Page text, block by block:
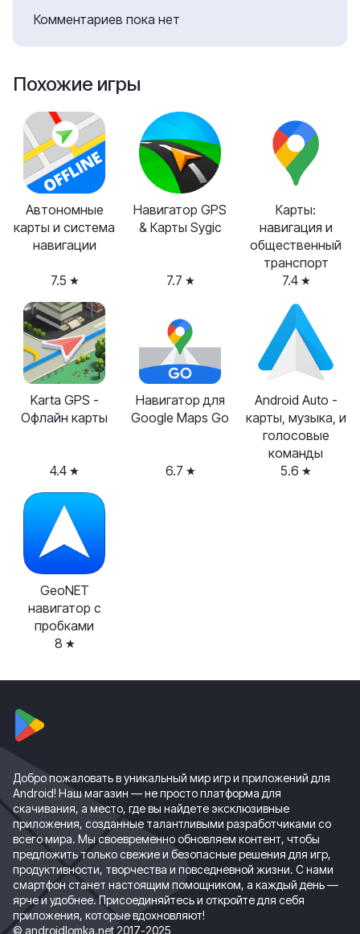
Комментариев пока нет
Похожие игры
Автономные
карты и система
навигации
7.5
Навигатор GPS
& Карты Sygic
7.7
Карты:
навигация и
общественный
транспорт
7.4
Karta GPS -
Офлайн карты
4.4
Навигатор для
Google Maps Go
6.7
Android Auto -
карты, музыка, и
голосовые
команды
5.6
GeoNET
навигатор с
пробками
8
Добро пожаловать в уникальный мир игр и приложений для
Android! Наш магазин — не просто платформа для
скачивания, а место, где вы найдете эксклюзивные
приложения, созданные талантливыми разработчиками со
всего мира. Мы своевременно обновляем контент, чтобы
предложить только свежие и безопасные решения для игр,
продуктивности, творчества и повседневной жизни. С нами
смартфон станет настоящим помощником, а каждый день —
ярче и удобнее. Присоединяйтесь и откройте для себя
приложения, которые вдохновляют!
© androidlomka.net 2017-2025